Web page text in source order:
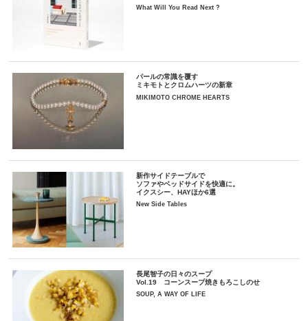
What Will You Read Next ?
パールの常識を覆す
ミキモトとクロムハーツの新章
MIKIMOTO CHROME HEARTS
新作サイドテーブルで
ソファやベッドサイドを快適に。
イクスシー、HAYほか6選
New Side Tables
長尾智子の日々のスープ
Vol.19 コーンスープ焼きもろこしのせ
SOUP, A WAY OF LIFE